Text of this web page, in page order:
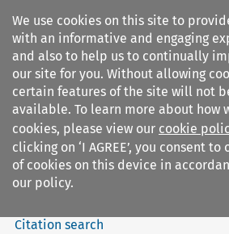
We use cookies on this site to
with an informative and engaging
and also to help us to continually
our site for you. Without allowing
certain features of the site will not
available. To learn more about how
cookies, please view our cookie
clicking on ‘I AGREE’, you consent to
of cookies on this device in
our policy.
Search filters
Iurgium %5Bpreviously Spain
Arbitration ...
Citation search